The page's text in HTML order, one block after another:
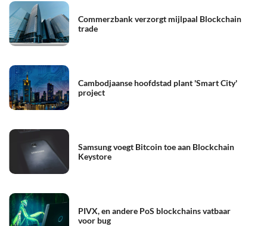
Commerzbank verzorgt mijlpaal Blockchain
trade
Cambodjaanse hoofdstad plant 'Smart City'
project
Samsung voegt Bitcoin toe aan Blockchain
Keystore
PIVX, en andere PoS blockchains vatbaar
voor bug